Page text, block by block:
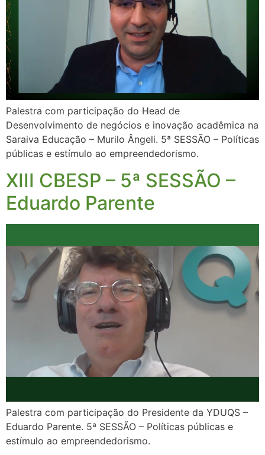
Palestra com participação do Head de
Desenvolvimento de negócios e inovação acadêmica na
Saraiva Educação – Murilo Ângeli. 5ª SESSÃO – Políticas
públicas e estímulo ao empreendedorismo.
XIII CBESP – 5ª SESSÃO –
Eduardo Parente
Palestra com participação do Presidente da YDUQS –
Eduardo Parente. 5ª SESSÃO – Políticas públicas e
estímulo ao empreendedorismo.